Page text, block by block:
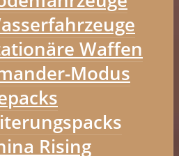
Waffen
Modus
Rising